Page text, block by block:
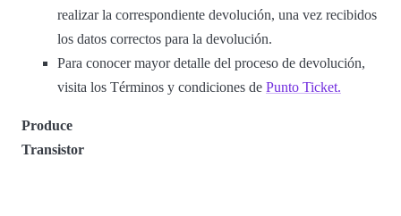
realizar la correspondiente devolución, una vez recibidos
los datos correctos para la devolución.
Para conocer mayor detalle del proceso de devolución,
visita los Términos y condiciones de Punto Ticket.
Produce
Transistor